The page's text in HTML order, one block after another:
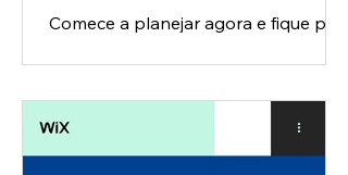
Comece a planejar agora e fique por
importantes de marketing.